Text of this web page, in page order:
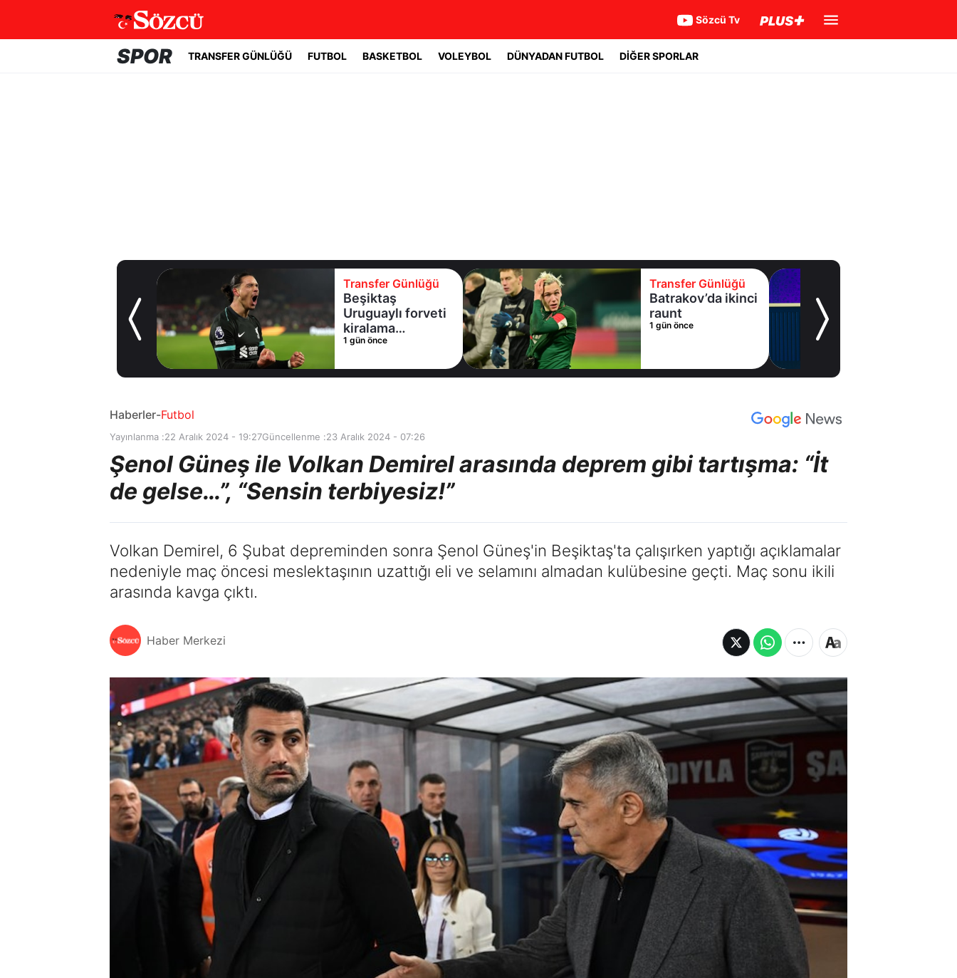
Sözcü Tv
SPOR TRANSFER GÜNLÜĞÜ FUTBOL BASKETBOL VOLEYBOL DÜNYADAN FUTBOL DİĞER SPORLAR
Transfer Günlüğü
Uruguaylı forveti
konusunda Al
Hilal ile anlaştı!
Adım adım Nunez
Transfer Günlüğü
Batrakov’da ikinci
raunt
1 gün önce
Transfer Günlüğü
Eyüpspor yeni
forvetini açıkladı
2 gün önce
Haberler-Futbol
Yayınlanma :22 Aralık 2024 - 19:27Güncellenme :23 Aralık 2024 - 07:26
Şenol Güneş ile Volkan Demirel arasında deprem gibi tartışma: “İt
de gelse…”, “Sensin terbiyesiz!”
Volkan Demirel, 6 Şubat depreminden sonra Şenol Güneş'in Beşiktaş'ta çalışırken yaptığı açıklamalar
nedeniyle maç öncesi meslektaşının uzattığı eli ve selamını almadan kulübesine geçti. Maç sonu ikili
arasında kavga çıktı.
Haber Merkezi